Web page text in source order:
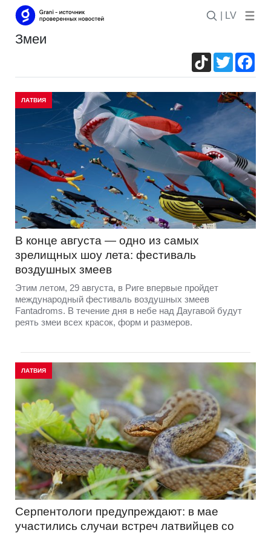
| LV
змеи
TikTokTwitter
ЛАТВИЯ
В конце августа — одно из самых
зрелищных шоу лета: фестиваль
воздушных змеев
Этим летом, 29 августа, в Риге впервые пройдет
международный фестиваль воздушных змеев
Fantadroms. В течение дня в небе над Даугавой будут
реять змеи всех красок, форм и размеров.
ЛАТВИЯ
Серпентологи предупреждают: в мае
участились случаи встреч латвийцев со